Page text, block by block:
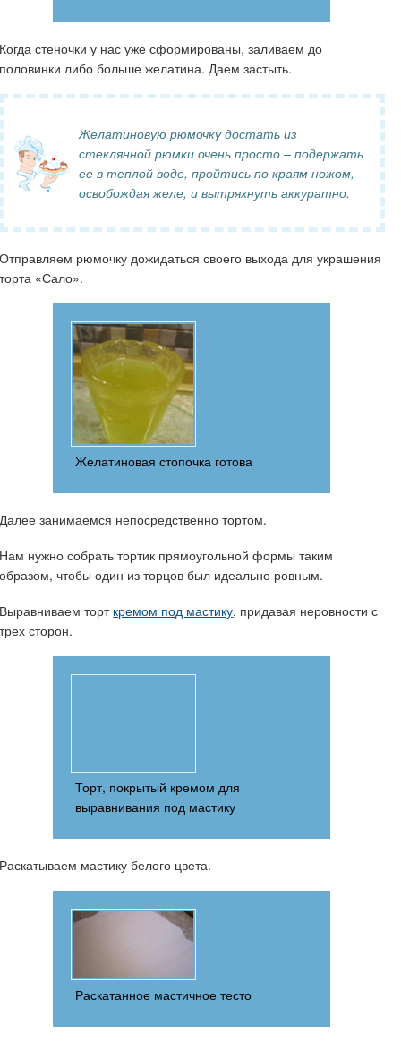
Когда стеночки у нас уже сформированы, заливаем до
половинки либо больше желатина. Даем застыть.
Желатиновую рюмочку достать из
стеклянной рюмки очень просто – подержать
ее в теплой воде, пройтись по краям ножом,
освобождая желе, и вытряхнуть аккуратно.
Отправляем рюмочку дожидаться своего выхода для украшения
торта «Сало».
Желатиновая стопочка готова
Далее занимаемся непосредственно тортом.
Нам нужно собрать тортик прямоугольной формы таким
образом, чтобы один из торцов был идеально ровным.
Выравниваем торт кремом под мастику, придавая неровности с
трех сторон.
Торт, покрытый кремом для
выравнивания под мастику
Раскатываем мастику белого цвета.
Раскатанное мастичное тесто